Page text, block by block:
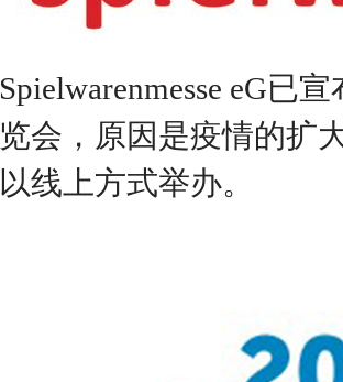
Spielwarenmesse eG已
览会，原因是疫情的扩
以线上方式举办。